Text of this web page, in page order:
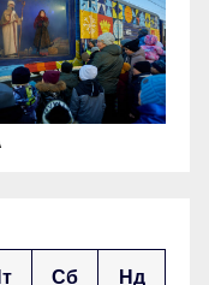
Сб Нд